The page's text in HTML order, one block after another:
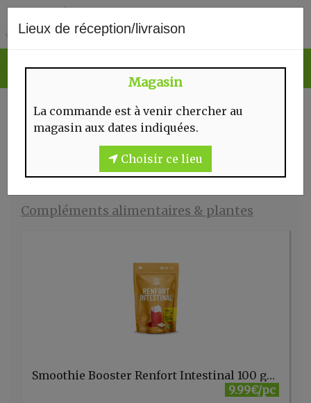
Lieux de réception/livraison
Magasin
La commande est à venir chercher au
magasin aux dates indiquées.
Choisir ce lieu
SMOOTHIES
Compléments alimentaires & plantes
Smoothie Booster Renfort Intestinal 100 gr ISWARI
9.99€/pc